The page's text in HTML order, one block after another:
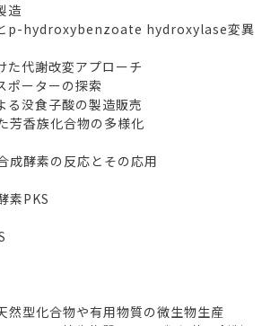
造
p-hydroxybenzoate hydroxylase変異
代謝改変アプローチ
ーターの探索
没食子酸の製造販売
香族化合物の多様化
酵素の反応とその応用
素PKS
型化合物や有用物質の微生物生産